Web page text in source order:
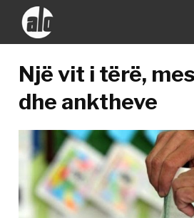
Një vit i tërë,
dhe anktheve